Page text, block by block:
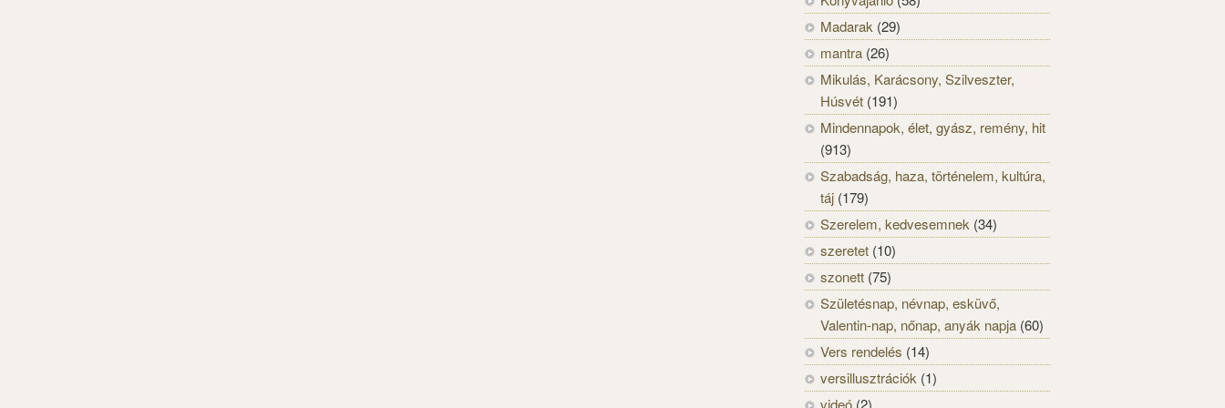
Madarak (29)
mantra (26)
Mikulás, Karácsony, Szilveszter,
Húsvét (191)
Mindennapok, élet, gyász, remény, hit
(913)
Szabadság, haza, történelem, kultúra,
táj (179)
Szerelem, kedvesemnek (34)
szeretet (10)
szonett (75)
Születésnap, névnap, esküvő,
Valentin-nap, nőnap, anyák napja (60)
Vers rendelés (14)
versillusztrációk (1)
videó (2)